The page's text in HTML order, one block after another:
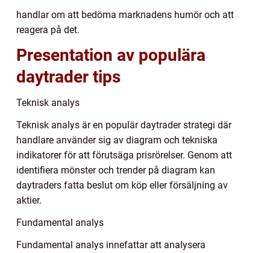
handlar om att bedöma marknadens humör och att
reagera på det.
Presentation av populära
daytrader tips
Teknisk analys
Teknisk analys är en populär daytrader strategi där
handlare använder sig av diagram och tekniska
indikatorer för att förutsäga prisrörelser. Genom att
identifiera mönster och trender på diagram kan
daytraders fatta beslut om köp eller försäljning av
aktier.
Fundamental analys
Fundamental analys innefattar att analysera